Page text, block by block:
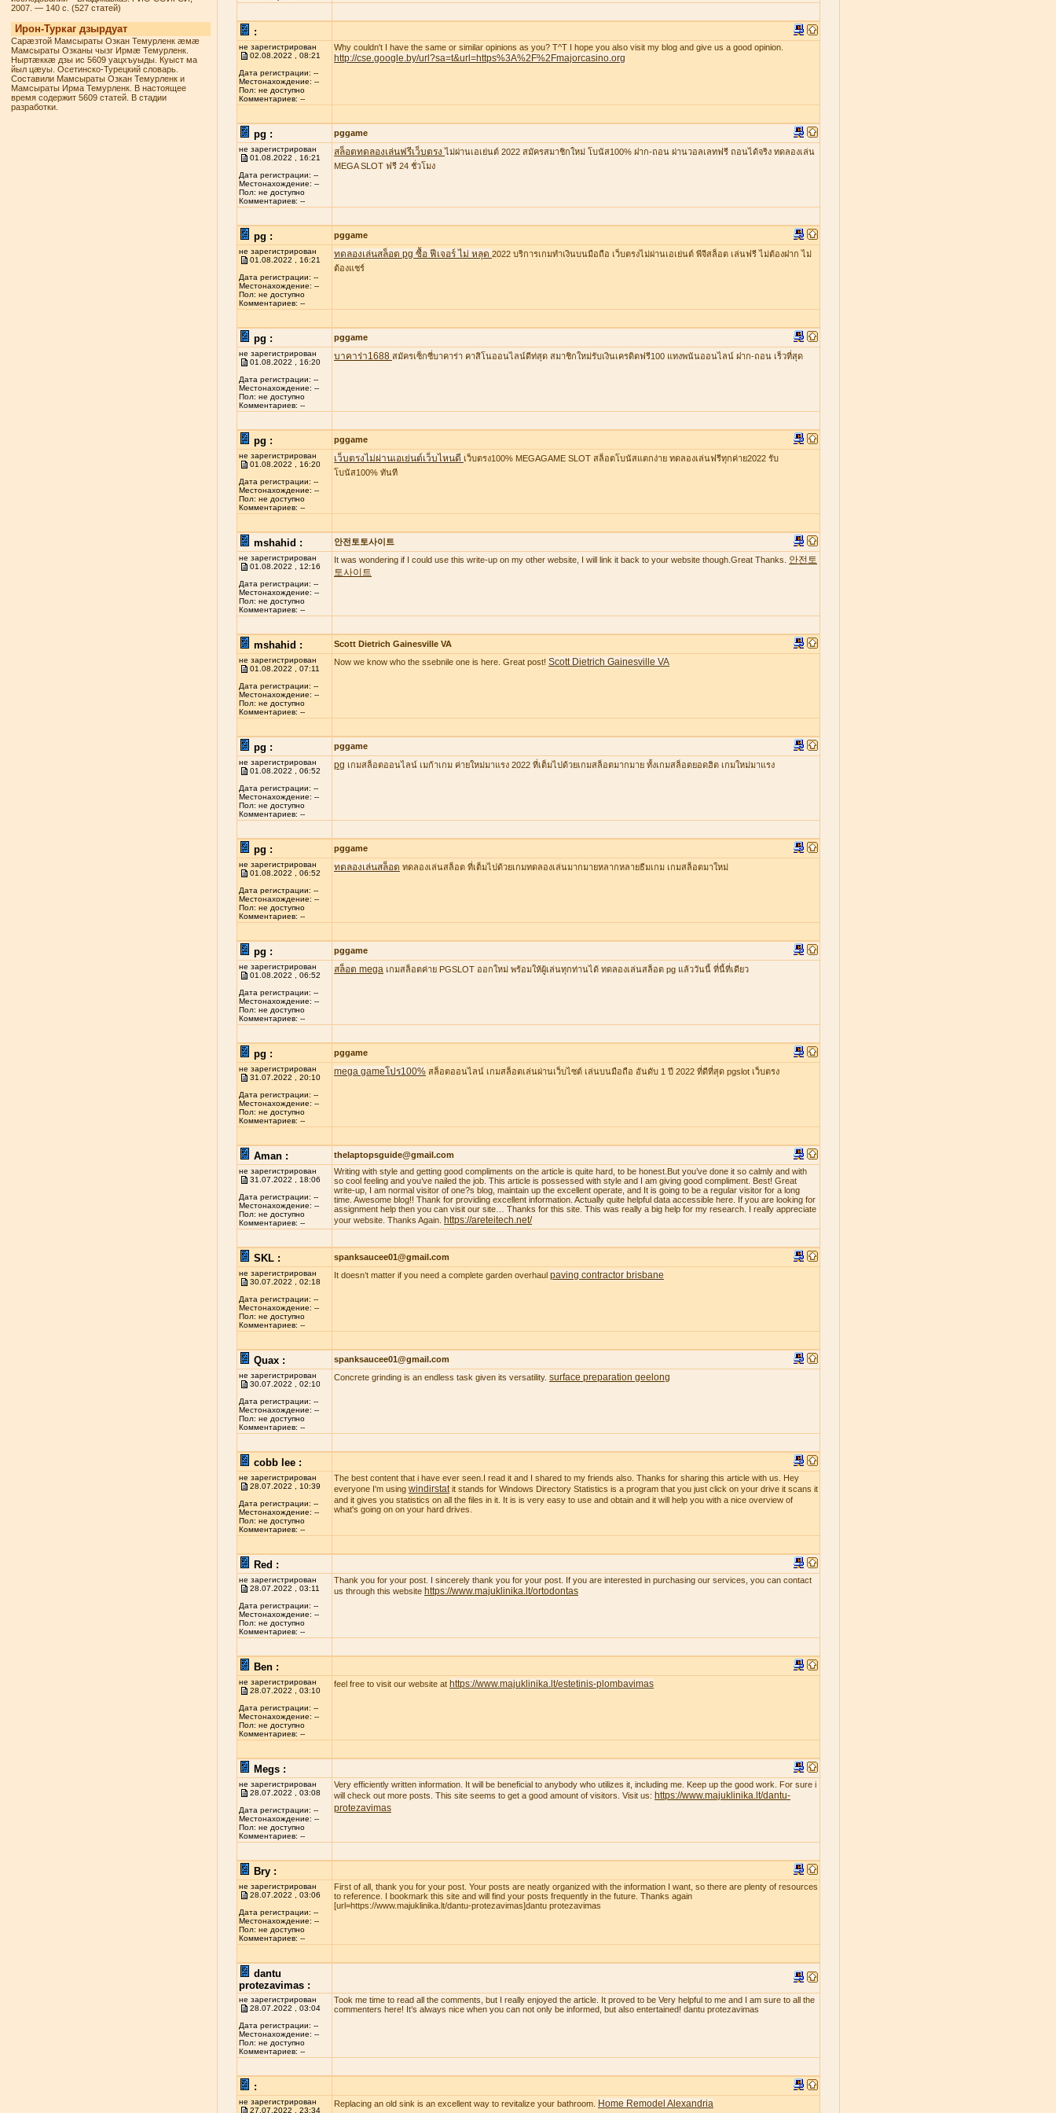
2007. — 140 с. (527 статей)
Ирон-Туркаг дзырдуат
Сарæзтой Мамсыраты Озкан Темурленк æмæ
Мамсыраты Озканы чызг Ирмæ Темурленк.
Ныртæккæ дзы ис 5609 уацхъуыды. Куыст ма
йыл цæуы. Осетинско-Турецкий словарь.
Составили Мамсыраты Озкан Темурленк и
Мамсыраты Ирма Темурленк. В настоящее
время содержит 5609 статей. В стадии
разработки.
:
не зарегистрирован
02.08.2022 , 08:21
Дата регистрации: --
Местонахождение: --
Пол: не доступно
Комментариев: --
Why couldn't I have the same or similar opinions as you? T^T I hope you also visit my blog and give us a good opinion.
http://cse.google.by/url?sa=t&url=https%3A%2F%2Fmajorcasino.org
pg : pggame
не зарегистрирован
01.08.2022 , 16:21
Дата регистрации: --
Местонахождение: --
Пол: не доступно
Комментариев: --
สล็อตทดลองเล่นฟรีเว็บตรงไม่ผ่านเอเย่นต์ 2022 สมัครสมาชิกใหม่ โบนัส100% ฝาก-ถอน ผ่านวอลเลทฟรี ถอนได้จริง ทดลองเล่น
MEGA SLOT ฟรี 24 ชั่วโมง
pg : pggame
не зарегистрирован
01.08.2022 , 16:21
Дата регистрации: --
Местонахождение: --
Пол: не доступно
Комментариев: --
ทดลองเล่นสล็อต pg ซื้อ ฟีเจอร์ ไม่ หลุด 2022 บริการเกมทำเงินบนมือถือ เว็บตรงไม่ผ่านเอเย่นต์ พีจีสล็อต เล่นฟรี ไม่ต้องฝาก ไม่
ต้องแชร์
pg : pggame
не зарегистрирован
01.08.2022 , 16:20
Дата регистрации: --
Местонахождение: --
Пол: не доступно
Комментариев: --
บาคาร่า1688 สมัครเซ็กซี่บาคาร่า คาสิโนออนไลน์ดีท่สุด สมาชิกใหม่รับเงินเครดิตฟรี100 แทงพนันออนไลน์ ฝาก-ถอน เร็วที่สุด
pg : pggame
не зарегистрирован
01.08.2022 , 16:20
Дата регистрации: --
Местонахождение: --
Пол: не доступно
Комментариев: --
เว็บตรงไม่ผ่านเอเย่นต์เว็บไหนดี เว็บตรง100% MEGAGAME SLOT สล็อตโบนัสแตกง่าย ทดลองเล่นฟรีทุกค่าย2022 รับ
โบนัส100% ทันที
mshahid : 안전토토사이트
не зарегистрирован
01.08.2022 , 12:16
Дата регистрации: --
Местонахождение: --
Пол: не доступно
Комментариев: --
It was wondering if I could use this write-up on my other website, I will link it back to your website though.Great Thanks. 안전토
토사이트
mshahid : Scott Dietrich Gainesville VA
не зарегистрирован
01.08.2022 , 07:11
Дата регистрации: --
Местонахождение: --
Пол: не доступно
Комментариев: --
Now we know who the ssebnile one is here. Great post! Scott Dietrich Gainesville VA
pg : pggame
не зарегистрирован
01.08.2022 , 06:52
Дата регистрации: --
Местонахождение: --
Пол: не доступно
Комментариев: --
pg เกมสล็อตออนไลน์ เมก้าเกม ค่ายใหม่มาแรง 2022 ที่เต็มไปด้วยเกมสล็อตมากมาย ทั้งเกมสล็อตยอดฮิต เกมใหม่มาแรง
pg : pggame
не зарегистрирован
01.08.2022 , 06:52
Дата регистрации: --
Местонахождение: --
Пол: не доступно
Комментариев: --
ทดลองเล่นสล็อต ทดลองเล่นสล็อต ที่เต็มไปด้วยเกมทดลองเล่นมากมายหลากหลายธีมเกม เกมสล็อตมาใหม่
pg : pggame
не зарегистрирован
01.08.2022 , 06:52
Дата регистрации: --
Местонахождение: --
Пол: не доступно
Комментариев: --
สล็อต mega เกมสล็อตค่าย PGSLOT ออกใหม่ พร้อมให้ผู้เล่นทุกท่านได้ ทดลองเล่นสล็อต pg แล้ววันนี้ ที่นี้ที่เดียว
pg : pggame
не зарегистрирован
31.07.2022 , 20:10
Дата регистрации: --
Местонахождение: --
Пол: не доступно
Комментариев: --
mega gameโปร100% สล็อตออนไลน์ เกมสล็อตเล่นผ่านเว็บไซต์ เล่นบนมือถือ อันดับ 1 ปี 2022 ที่ดีที่สุด pgslot เว็บตรง
Aman : thelaptopsguide@gmail.com
не зарегистрирован
31.07.2022 , 18:06
Дата регистрации: --
Местонахождение: --
Пол: не доступно
Комментариев: --
Writing with style and getting good compliments on the article is quite hard, to be honest.But you’ve done it so calmly and with
so cool feeling and you’ve nailed the job. This article is possessed with style and I am giving good compliment. Best! Great
write-up, I am normal visitor of one?s blog, maintain up the excellent operate, and It is going to be a regular visitor for a long
time. Awesome blog!! Thank for providing excellent information. Actually quite helpful data accessible here. If you are looking for
assignment help then you can visit our site… Thanks for this site. This was really a big help for my research. I really appreciate
your website. Thanks Again.
https://areteitech.net/
SKL : spanksaucee01@gmail.com
не зарегистрирован
30.07.2022 , 02:18
Дата регистрации: --
Местонахождение: --
Пол: не доступно
Комментариев: --
It doesn’t matter if you need a complete garden overhaul paving contractor brisbane
Quax : spanksaucee01@gmail.com
не зарегистрирован
30.07.2022 , 02:10
Дата регистрации: --
Местонахождение: --
Пол: не доступно
Комментариев: --
Concrete grinding is an endless task given its versatility. surface preparation geelong
cobb lee :
не зарегистрирован
28.07.2022 , 10:39
Дата регистрации: --
Местонахождение: --
Пол: не доступно
Комментариев: --
The best content that i have ever seen.I read it and I shared to my friends also. Thanks for sharing this article with us. Hey
everyone I'm using windirstat it stands for Windows Directory Statistics is a program that you just click on your drive it scans it
and it gives you statistics on all the files in it. It is is very easy to use and obtain and it will help you with a nice overview of
what's going on on your hard drives.
Red :
не зарегистрирован
28.07.2022 , 03:11
Дата регистрации: --
Местонахождение: --
Пол: не доступно
Комментариев: --
Thank you for your post. I sincerely thank you for your post. If you are interested in purchasing our services, you can contact
us through this website https://www.majuklinika.lt/ortodontas
Ben :
не зарегистрирован
28.07.2022 , 03:10
Дата регистрации: --
Местонахождение: --
Пол: не доступно
Комментариев: --
feel free to visit our website at https://www.majuklinika.lt/estetinis-plombavimas
Megs :
не зарегистрирован
28.07.2022 , 03:08
Дата регистрации: --
Местонахождение: --
Пол: не доступно
Комментариев: --
Very efficiently written information. It will be beneficial to anybody who utilizes it, including me. Keep up the good work. For sure i
will check out more posts. This site seems to get a good amount of visitors. Visit us: https://www.majuklinika.lt/dantu-
protezavimas
Bry :
не зарегистрирован
28.07.2022 , 03:06
Дата регистрации: --
Местонахождение: --
Пол: не доступно
Комментариев: --
First of all, thank you for your post. Your posts are neatly organized with the information I want, so there are plenty of resources
to reference. I bookmark this site and will find your posts frequently in the future. Thanks again
[url=https://www.majuklinika.lt/dantu-protezavimas]dantu protezavimas
dantu
protezavimas :
не зарегистрирован
28.07.2022 , 03:04
Дата регистрации: --
Местонахождение: --
Пол: не доступно
Комментариев: --
Took me time to read all the comments, but I really enjoyed the article. It proved to be Very helpful to me and I am sure to all the
commenters here! It’s always nice when you can not only be informed, but also entertained! dantu protezavimas
:
не зарегистрирован
27.07.2022 , 23:34
Replacing an old sink is an excellent way to revitalize your bathroom. Home Remodel Alexandria